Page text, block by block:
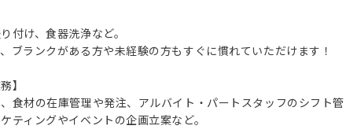
付け、食器洗浄など。
ブランクがある方や未経験の方もすぐに慣れていただけます！
】
食材の在庫管理や発注、アルバイト・パートスタッフのシフト管
ティングやイベントの企画立案など。